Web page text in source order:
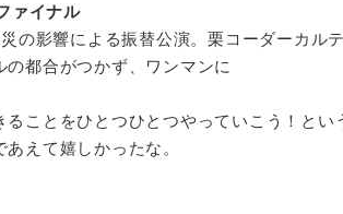
ァイナル
の影響による振替公演。栗コーダーカル
都合がつかず、ワンマンに
ることをひとつひとつやっていこう！とい
えて嬉しかったな。